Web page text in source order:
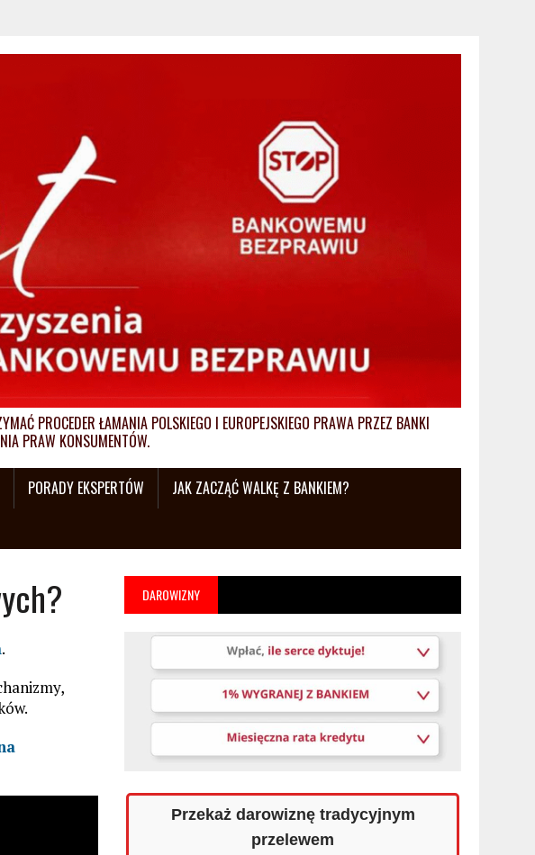
PROCEDER ŁAMANIA POLSKIEGO I EUROPEJSKIEGO PRAWA PRZEZ BANKI
PRAW KONSUMENTÓW.
PORADY EKSPERTÓW
JAK ZACZĄĆ WALKĘ Z BANKIEM?
.
DAROWIZNY
Przekaż darowiznę tradycyjnym
przelewem